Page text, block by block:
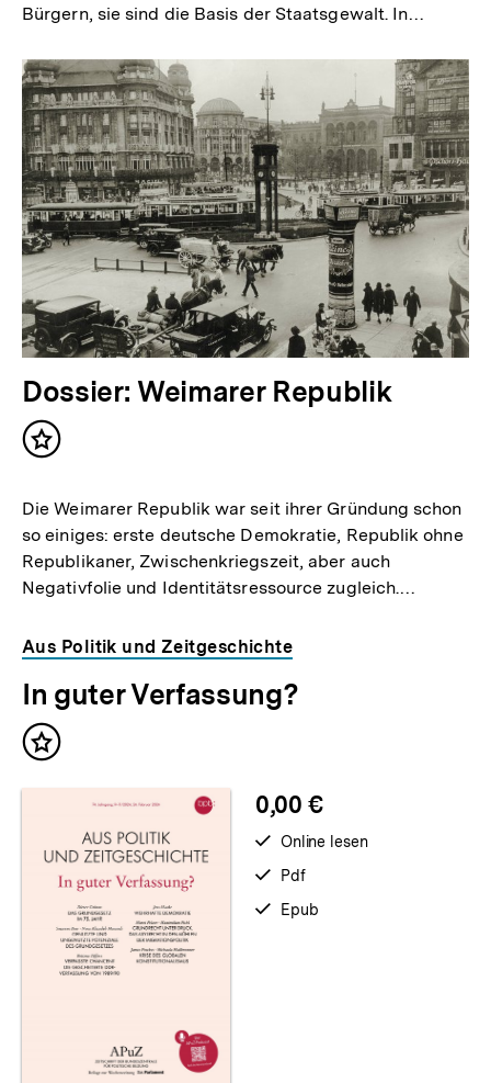
Bürgern, sie sind die Basis der Staatsgewalt. In…
Dossier: Weimarer Republik
Inhalt
Die Weimarer Republik war seit ihrer Gründung schon
so einiges: erste deutsche Demokratie, Republik ohne
Republikaner, Zwischenkriegszeit, aber auch
Negativfolie und Identitätsressource zugleich.…
Aus Politik und Zeitgeschichte
In guter Verfassung?
Inhalt
0,00 €
verfügbar
Online lesen
verfügbar
Pdf
verfügbar
Epub